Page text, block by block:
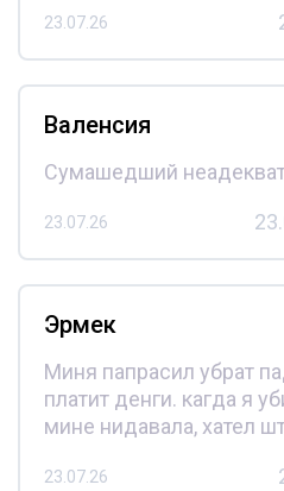
23.07.26
Валенсия
Сумашедший
23.07.26
Эрмек
Миня папрасил убрат
платит денги. кагда я
мине нидавала, хател
23.07.26